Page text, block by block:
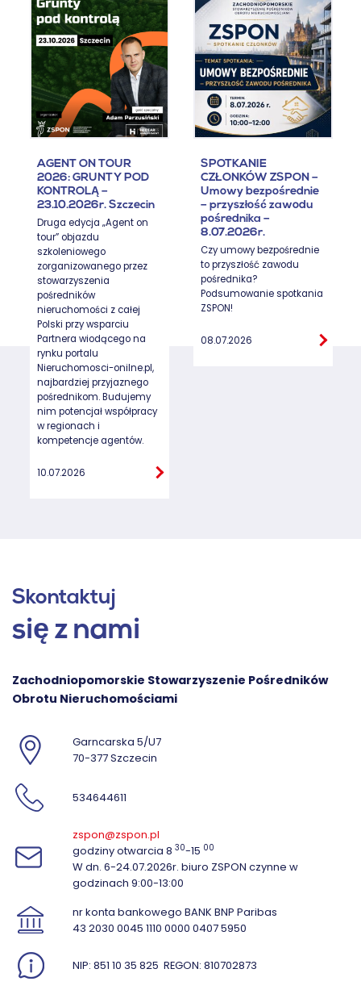
AGENT ON TOUR
2026: GRUNTY POD
KONTROLĄ –
23.10.2026r. Szczecin
Druga edycja „Agent on
tour” objazdu
szkoleniowego
zorganizowanego przez
stowarzyszenia
pośredników
nieruchomości z całej
Polski przy wsparciu
Partnera wiodącego na
rynku portalu
Nieruchomosci-onilne.pl,
najbardziej przyjaznego
pośrednikom. Budujemy
nim potencjał współpracy
w regionach i
kompetencje agentów.
10.07.2026
SPOTKANIE
CZŁONKÓW ZSPON –
Umowy bezpośrednie
– przyszłość zawodu
pośrednika –
8.07.2026r.
Czy umowy bezpośrednie
to przyszłość zawodu
pośrednika?
Podsumowanie spotkania
ZSPON!
08.07.2026
Skontaktuj
się z nami
Zachodniopomorskie Stowarzyszenie Pośredników
Obrotu Nieruchomościami
Garncarska 5/U7
70-377 Szczecin
534644611
zspon@zspon.pl
godziny otwarcia 8 30-15 00
W dn. 6-24.07.2026r. biuro ZSPON czynne w
godzinach 9:00-13:00
nr konta bankowego BANK BNP Paribas
43 2030 0045 1110 0000 0407 5950
NIP: 851 10 35 825 REGON: 810702873